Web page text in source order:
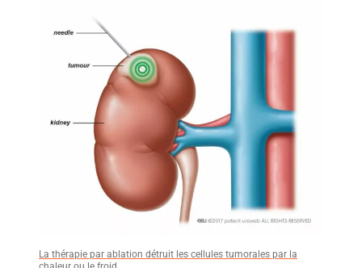
La thérapie par ablation détruit les cellules tumorales par la